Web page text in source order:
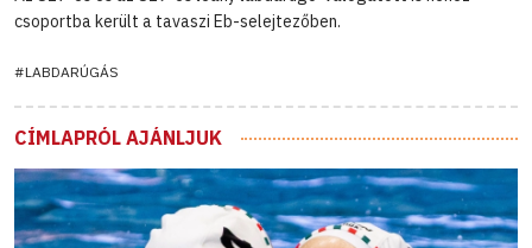
csoportba került a tavaszi Eb-selejtezőben.
#LABDARÚGÁS
CÍMLAPRÓL AJÁNLJUK